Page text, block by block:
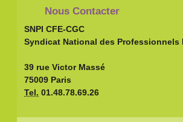
Nous Contacter
SNPI CFE-CGC
Syndicat National des Professionnels
39 rue Victor Massé
75009 Paris
Tel. 01.48.78.69.26